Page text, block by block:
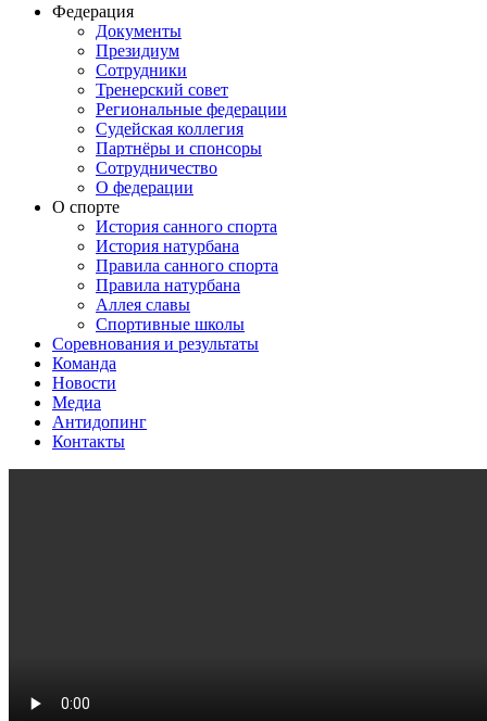
Федерация
Документы
Президиум
Сотрудники
Тренерский совет
Региональные федерации
Судейская коллегия
Партнёры и спонсоры
Сотрудничество
О федерации
О спорте
История санного спорта
История натурбана
Правила санного спорта
Правила натурбана
Аллея славы
Спортивные школы
Соревнования и результаты
Команда
Новости
Медиа
Антидопинг
Контакты